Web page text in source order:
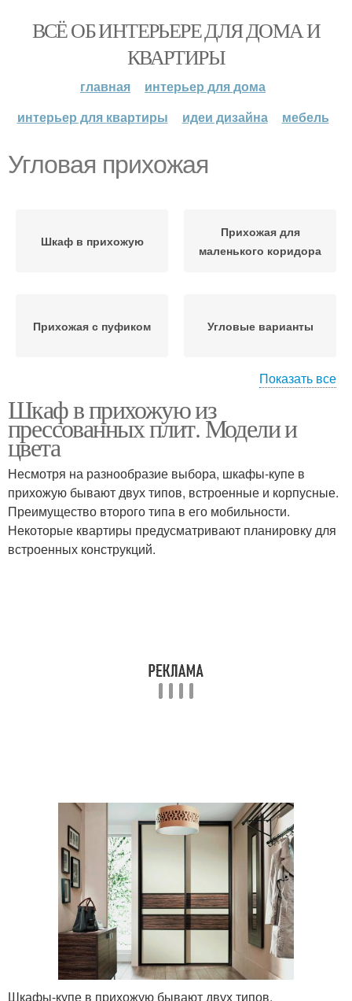
ВСЁ ОБ ИНТЕРЬЕРЕ ДЛЯ ДОМА И
КВАРТИРЫ
главная
интерьер для дома
интерьер для квартиры
идеи дизайна мебель
Угловая прихожая
Шкаф в прихожую
Прихожая для
маленького коридора
Прихожая с пуфиком Угловые варианты
Угловые прихожие
Угловые шкафы Шкафы в прихожую
Мебель для прихожей
Корпусная прихожая Узкая прихожая
Прихожая в
современном стиле
Длинная прихожая
Прихожая со шкафом-
Показать все
Шкаф в прихожую из
прессованных плит. Модели и
цвета
Несмотря на разнообразие выбора, шкафы-купе в
прихожую бывают двух типов, встроенные и корпусные.
Преимущество второго типа в его мобильности.
Некоторые квартиры предусматривают планировку для
встроенных конструкций.
Шкафы-купе в прихожую бывают двух типов,